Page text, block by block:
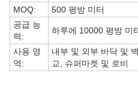
MOQ:
500 평방 미터
공급 능
력:
하루에 10000 평방 미
사용 영
역:
내부 및 외부 바닥 및
교, 슈퍼마켓 및 로비